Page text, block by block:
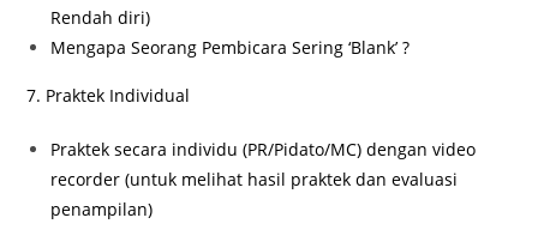
Rendah diri)
Mengapa Seorang Pembicara Sering ‘Blank’ ?
7. Praktek Individual
Praktek secara individu (PR/Pidato/MC) dengan video
recorder (untuk melihat hasil praktek dan evaluasi
penampilan)